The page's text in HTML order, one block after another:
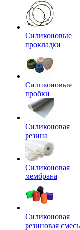
Силиконовые
прокладки
Силиконовые
пробки
Силиконовая
резина
Силиконовая
мембрана
Силиконовая
резиновая смесь